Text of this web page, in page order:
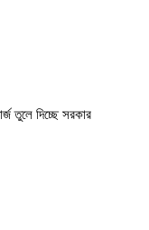
তুলে দিচ্ছে সরকার